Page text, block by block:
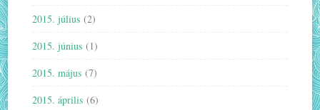
2015. július (2)
2015. június (1)
2015. május (7)
2015. április (6)